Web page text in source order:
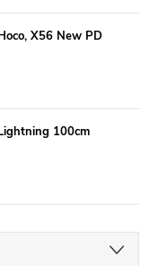
X56 New PD
100cm